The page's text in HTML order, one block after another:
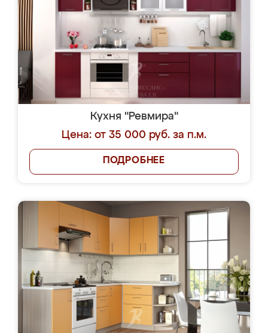
Кухня "Ревмира"
Цена: от 35 000 руб. за п.м.
ПОДРОБНЕЕ